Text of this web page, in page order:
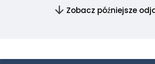
Zobacz późniejsze